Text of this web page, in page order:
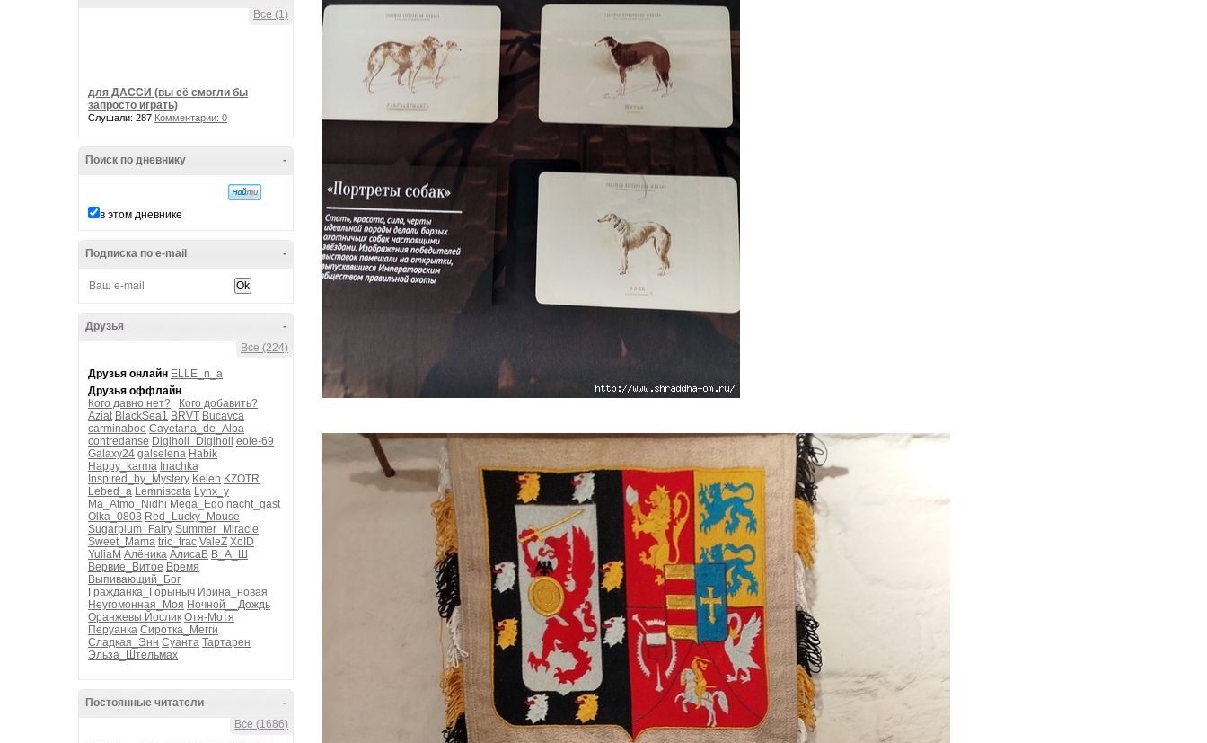
Все (1)
для ДАССИ (вы её смогли бы
запросто играть)
Слушали: 287 Комментарии: 0
-
Поиск по дневнику
в этом дневнике
-
Подписка по e-mail
-
Друзья
Все (224)
Друзья онлайн ELLE_n_a
Друзья оффлайн
Кого давно нет?
Кого добавить?
Aziat BlackSea1 BRVT Bucavca
carminaboo Cayetana_de_Alba
contredanse Digiholl_Digiholl
eole-69
Galaxy24 galselena Habik
Happy_karma Inachka
Inspired_by_Mystery Kelen KZOTR
Lebed_a Lemniscata Lynx_y
Ma_Atmo_Nidhi Mega_Ego nacht_gast
Olka_0803 Red_Lucky_Mouse
Sugarplum_Fairy Summer_Miracle
Sweet_Mama tric_trac ValeZ XoID
YuliaM Алёника АлисаВ В_А_Ш
Вервие_Витое Время
Выпивающий_Бог
Гражданка_Горыныч Ирина_новая
Неугомонная_Моя Ночной__Дождь
Оранжевы Йослик Отя-Мотя
Перуанка Сиротка_Мегги
Сладкая_Энн Суанта Тартарен
Эльза_Штельмах
-
Постоянные читатели
Все (1686)